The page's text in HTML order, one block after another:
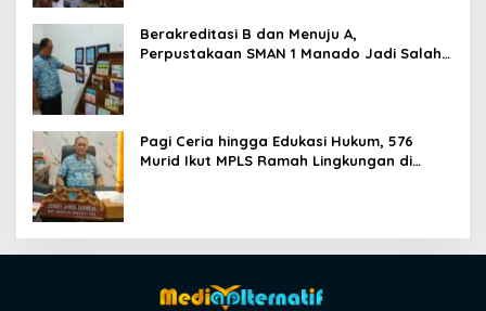
Berakreditasi B dan Menuju A,
Perpustakaan SMAN 1 Manado Jadi Salah
Pagi Ceria hingga Edukasi Hukum, 576
Murid Ikut MPLS Ramah Lingkungan di